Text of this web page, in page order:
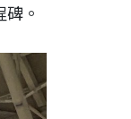
。